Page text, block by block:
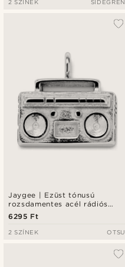
2 SZÍNEK SIDEGREN
Jaygee | Ezüst tónusú
rozsdamentes acél rádiós
medál
6295 Ft
2 SZÍNEK OTSU